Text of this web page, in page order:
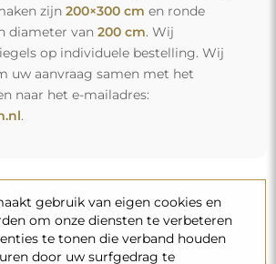
zijn 200×300 cm en ronde
diameter van 200 cm. Wij
op individuele bestelling. Wij
uw aanvraag samen met het
naar het e-mailadres:
.
gebruik van eigen cookies en
om onze diensten te verbeteren
te tonen die verband houden
door uw surfgedrag te